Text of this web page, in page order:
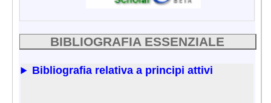
BIBLIOGRAFIA ESSENZIALE
Bibliografia relativa a principi attivi